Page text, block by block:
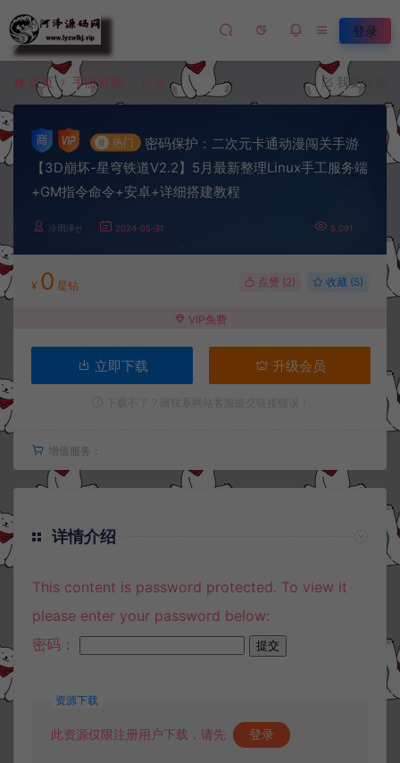
登录
首页 手游资源 正文 我要投稿
# 热门
密码保护：二次元卡通动漫闯关手游
【3D崩坏-星穹铁道V2.2】5月最新整理Linux手工服务端
+GM指令命令+安卓+详细搭建教程
冷雨泽ღ 2024-05-31 5,091
¥ 0 星钻 点赞 (2) 收藏 (5)
VIP免费
立即下载 升级会员
增值服务：
详情介绍
This content is password protected. To view it
please enter your password below:
密码：
资源下载
此资源仅限注册用户下载，请先 登录